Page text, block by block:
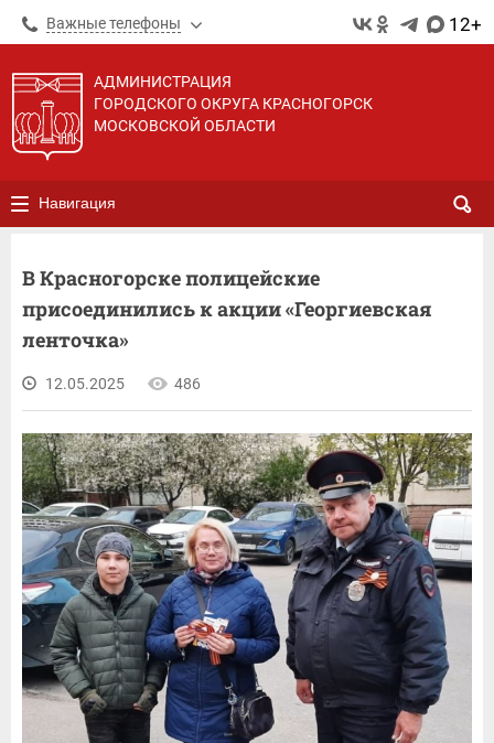
Важные телефоны 12+
АДМИНИСТРАЦИЯ
ГОРОДСКОГО ОКРУГА КРАСНОГОРСК
МОСКОВСКОЙ ОБЛАСТИ
Навигация
В Красногорске полицейские
присоединились к акции «Георгиевская
ленточка»
12.05.2025 486